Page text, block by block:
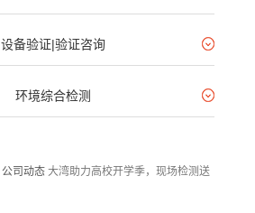
设备验证|验证咨询
环境综合检测
公司动态 大湾助力高校开学季，现场检测送